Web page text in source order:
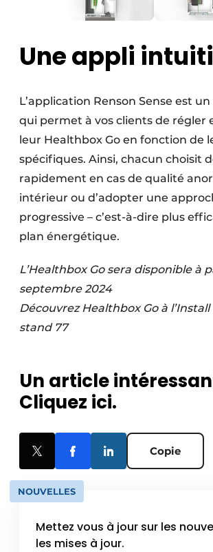
Une appli
L’application Renson Sense est
qui permet à vos clients de régler
leur Healthbox Go en fonction de
spécifiques. Ainsi, chacun choisit
rapidement en cas de qualité
intérieur ou d’adopter une
progressive – c’est-à-dire plus
plan énergétique.
L’Healthbox Go sera disponible à
septembre 2024
Découvrez Healthbox Go à l’Install
stand 77
Un article
Cliquez ici.
Copie
NOUVELLES
Mettez vous à jour sur les
les mises à jour.